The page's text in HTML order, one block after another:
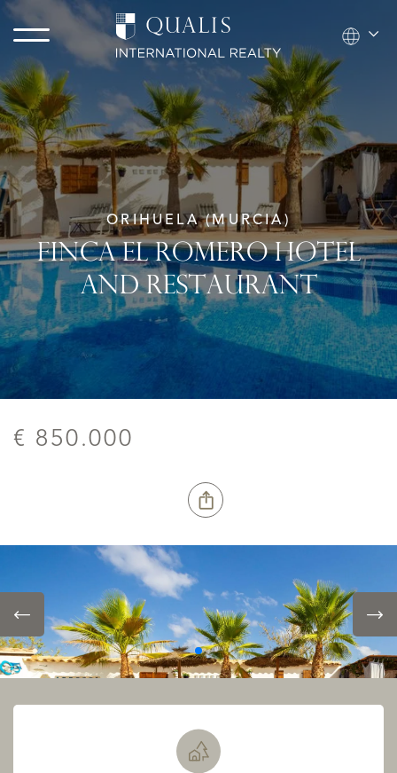
ORIHUELA (MURCIA)
FINCA EL ROMERO HOTEL
AND RESTAURANT
€ 850.000